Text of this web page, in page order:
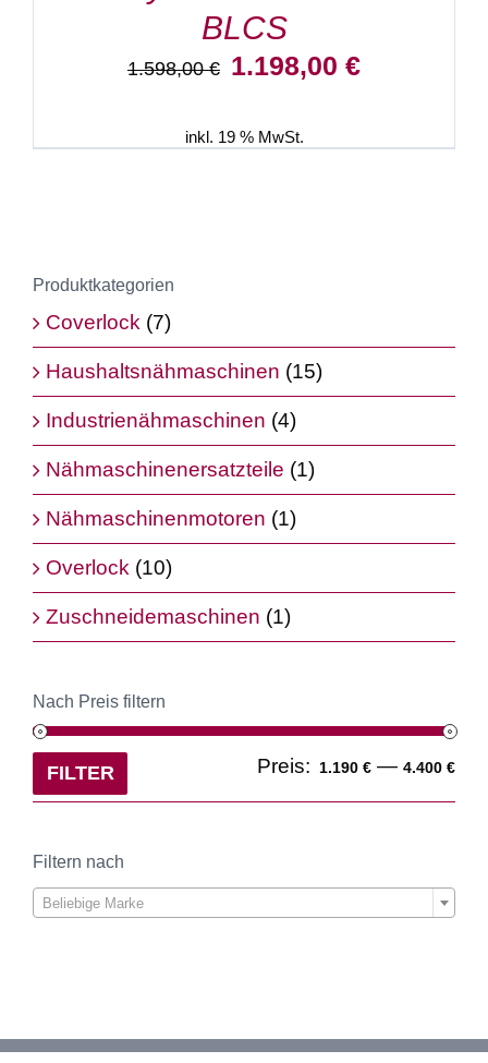
BLCS
1.598,00€ Ursprünglicher
1.598,00 €
1.198,00 €Aktueller
inkl. 19 % MwSt.
Produktkategorien
Coverlock (7)
Haushaltsnähmaschinen (15)
Industrienähmaschinen (4)
Nähmaschinenersatzteile (1)
Nähmaschinenmotoren (1)
Overlock (10)
Zuschneidemaschinen (1)
Nach Preis filtern
FILTER Preis: 1.190 € — 4.400 €
Filtern nach
Beliebige Marke